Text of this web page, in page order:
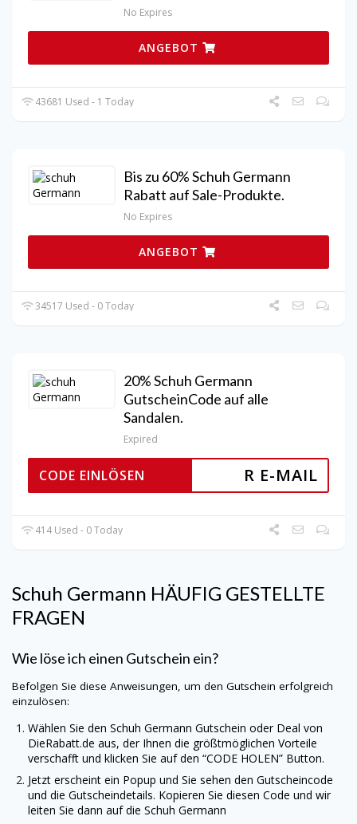
No Expires
ANGEBOT
43681 Used - 1 Today
Bis zu 60% Schuh Germann
Rabatt auf Sale-Produkte.
No Expires
ANGEBOT
34517 Used - 0 Today
20% Schuh Germann
GutscheinCode auf alle
Sandalen.
Expired
R E-MAIL
CODE EINLÖSEN
414 Used - 0 Today
Schuh Germann HÄUFIG GESTELLTE
FRAGEN
Wie löse ich einen Gutschein ein?
Befolgen Sie diese Anweisungen, um den Gutschein erfolgreich
einzulösen:
Wählen Sie den Schuh Germann Gutschein oder Deal von
DieRabatt.de aus, der Ihnen die größtmöglichen Vorteile
verschafft und klicken Sie auf den “CODE HOLEN” Button.
Jetzt erscheint ein Popup und Sie sehen den Gutscheincode
und die Gutscheindetails. Kopieren Sie diesen Code und wir
leiten Sie dann auf die Schuh Germann